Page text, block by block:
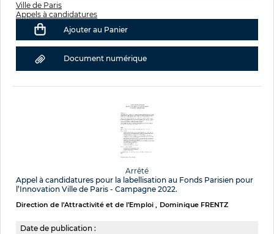
Ville de Paris
Appels à candidatures
Ajouter au Panier
Document numérique
Arrêté
Appel à candidatures pour la labellisation au Fonds Parisien pour
l’Innovation Ville de Paris - Campagne 2022.
Direction de l'Attractivité et de l'Emploi Dominique FRENTZ
Date de publication :